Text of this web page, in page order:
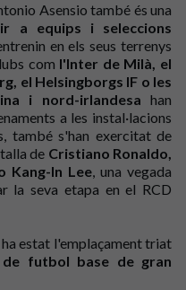
Asensio també és una
a equips i seleccions
en els seus terrenys
com l'Inter de Milà, el
el Helsingborgs IF o les
i nord-irlandesa han
a les instal·lacions
també s'han exercitat de
de Cristiano Ronaldo,
Kang-In Lee, una vegada
la seva etapa en el RCD
estat l'emplaçament triat
futbol base de gran